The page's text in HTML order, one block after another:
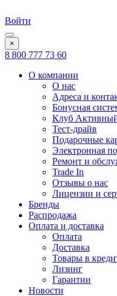
Войти
×
8 800 777 73 60
О компании
О нас
Адреса и
Бонусная
Клуб
Тест-драйв
Подарочные
Электронная
Ремонт и
Trade In
Отзывы о нас
Лицензии и
Бренды
Распродажа
Оплата и доставка
Оплата
Доставка
Товары в
Лизинг
Гарантии
Новости